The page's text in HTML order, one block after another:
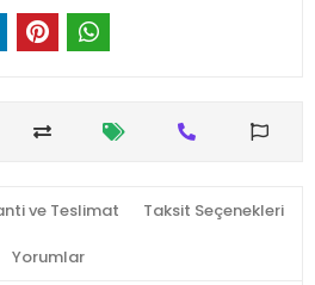
ve Teslimat Taksit Seçenekleri
Yorumlar